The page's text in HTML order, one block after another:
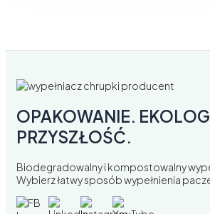
OPAKOWANIE.
PRZYSZŁOŚĆ.
Biodegradowalny i kompostowalny
Wybierz łatwy sposób wypełnienia